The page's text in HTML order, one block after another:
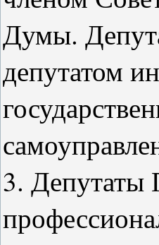
Думы.
депутатом
3. Депутаты